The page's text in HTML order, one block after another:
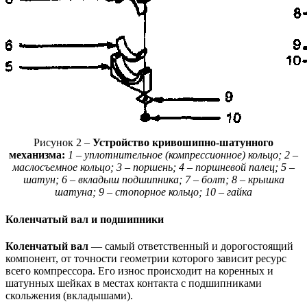
Рисунок 2 – Устройство кривошипно-шатунного
механизма: 1 – уплотнительное (компрессионное) кольцо; 2 –
маслосъемное кольцо; 3 – поршень; 4 – поршневой палец; 5 –
шатун; 6 – вкладыш подшипника; 7 – болт; 8 – крышка
шатуна; 9 – стопорное кольцо; 10 – гайка
Коленчатый вал и подшипники
Коленчатый вал — самый ответственный и дорогостоящий
компонент, от точности геометрии которого зависит ресурс
всего компрессора. Его износ происходит на коренных и
шатунных шейках в местах контакта с подшипниками
скольжения (вкладышами).